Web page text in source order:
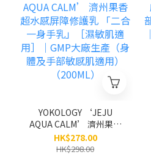
YOKOLOGY ‘JEJU
AQUA CALM’ 濟州果香
超水感屏障修護乳 「二
合一身手乳」［濕敏肌適
HK$278.00
HK$298.00